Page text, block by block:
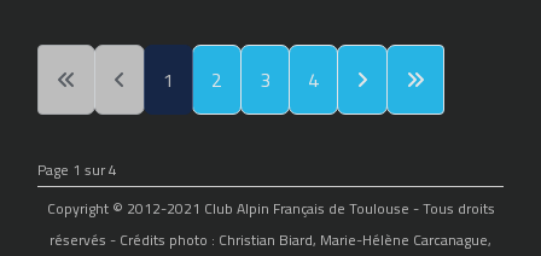
1 2 3 4
Page 1 sur 4
Copyright © 2012-2021 Club Alpin Français de Toulouse - Tous droits
réservés - Crédits photo : Christian Biard, Marie-Hélène Carcanague,